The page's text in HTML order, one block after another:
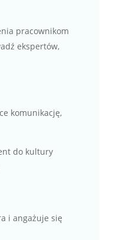
pracownikom
ekspertów,
komunikację,
do kultury
i angażuje się